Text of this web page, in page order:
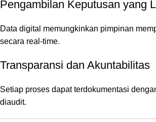
Pengambilan Keputusan yang
Data digital memungkinkan pimpinan
secara real-time.
Transparansi dan Akuntabilitas
Setiap proses dapat terdokumentasi
diaudit.